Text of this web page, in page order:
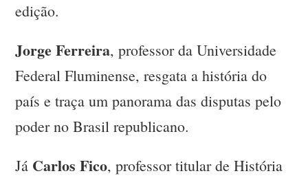
edição.
Jorge Ferreira, professor da Universidade
Federal Fluminense, resgata a história do
país e traça um panorama das disputas pelo
poder no Brasil republicano.
Já Carlos Fico, professor titular de História